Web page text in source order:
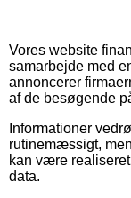
Vores website
samarbejde med
annoncerer
af de besøgende
Informationer
rutinemæssigt,
kan være
data.